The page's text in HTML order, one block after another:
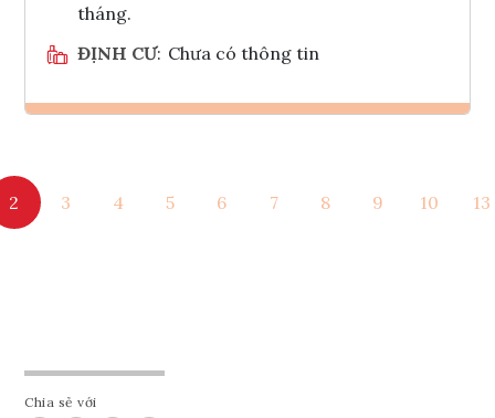
tháng.
ĐỊNH CƯ: Chưa có thông tin
Tham vấn Interlink
2 3 4 5 6 7 8 9 10 13
Chia sẻ với